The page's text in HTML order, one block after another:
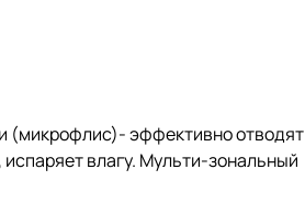
(микрофлис)- эффективно отводят
влагу. Мульти-зональный